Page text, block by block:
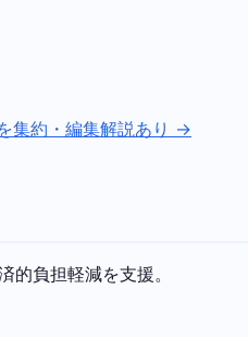
集約・編集解説あり →
的負担軽減を支援。